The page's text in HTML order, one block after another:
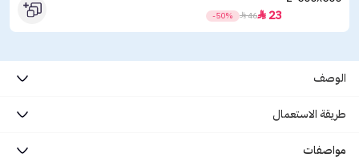
23

46

-50%
الوصف
طريقة الاستعمال
مواصفات